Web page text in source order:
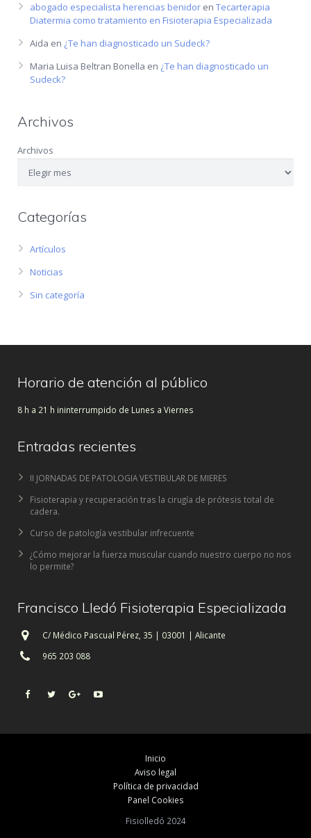
abogado especialista herencias benidor en Tecarterapia
Diatermia como tratamiento en Fisioterapia Especializada
Aida en ¿Te han diagnosticado un Sudeck?
Maria Luisa Beltran Bonella en ¿Te han diagnosticado un
Sudeck?
Archivos
Archivos
Categorías
Artículos
Noticias
Sin categoría
Horario de atención al público
8 h a 21 h ininterrumpido de Lunes a Viernes
Entradas recientes
II JORNADAS DE PATOLOGIA VESTIBULAR DE MIERES
Fisioterapia y recuperación tras la cirugía de prótesis total de
cadera.
Curso de patología vestibular infrecuente
¿Cómo mejorar la fuerza muscular cuando nuestro cuerpo no nos
lo permite?
Francisco Lledó Fisioterapia Especializada
C/ Médico Pascual Pérez, 35 | 03001 | Alicante
965 203 088
Inicio
Aviso legal
Política de privacidad
Panel Cookies
Fisiolledó 2024